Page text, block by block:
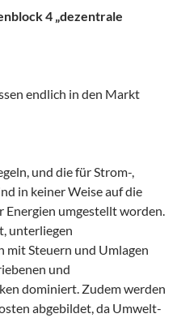
4 „dezentrale
endlich in den Markt
und die für Strom-,
in keiner Weise auf die
Energien umgestellt worden.
unterliegen
mit Steuern und Umlagen
und
dominiert. Zudem werden
abgebildet, da Umwelt-